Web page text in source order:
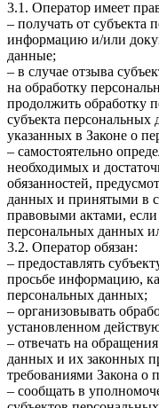
3.1. Оператор имеет
– получать от субъекта
информацию и/или
данные;
– в случае отзыва
на обработку
продолжить обработку
субъекта
указанных в Законе о
– самостоятельно
необходимых и
обязанностей,
данных и принятыми в
правовыми актами,
персональных данных
3.2. Оператор обязан:
– предоставлять
просьбе информацию,
персональных данных;
– организовывать
установленном
– отвечать на
данных и их законных
требованиями Закона о
– сообщать в